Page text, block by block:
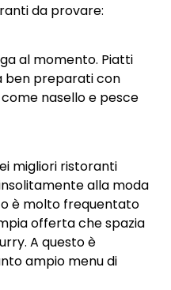
da provare:
al momento. Piatti
ben preparati con
nasello e pesce
migliori ristoranti
alla moda
è molto frequentato
offerta che spazia
A questo è
ampio menu di